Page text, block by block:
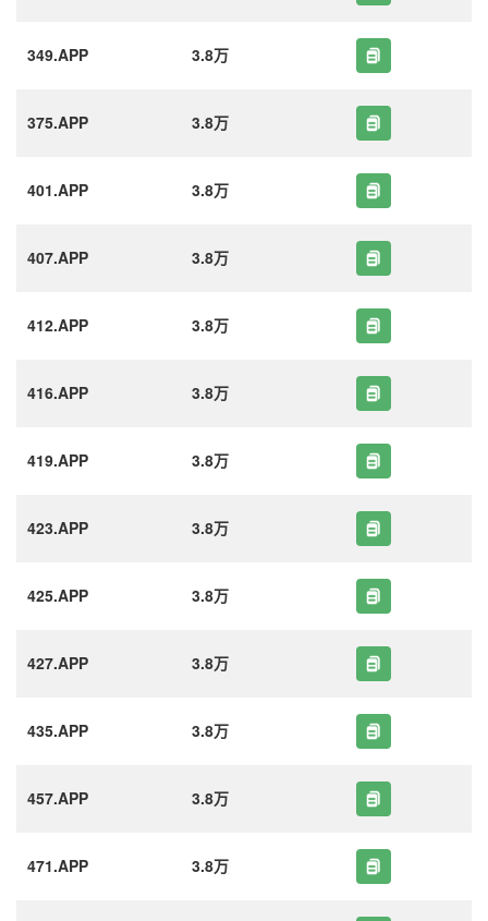
349.APP 3.8万
375.APP 3.8万
401.APP 3.8万
407.APP 3.8万
412.APP 3.8万
416.APP 3.8万
419.APP 3.8万
423.APP 3.8万
425.APP 3.8万
427.APP 3.8万
435.APP 3.8万
457.APP 3.8万
471.APP 3.8万